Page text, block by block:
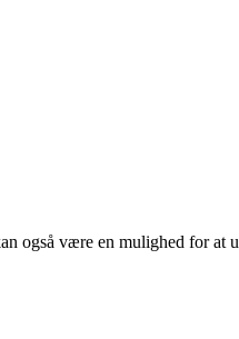
også være en mulighed for at